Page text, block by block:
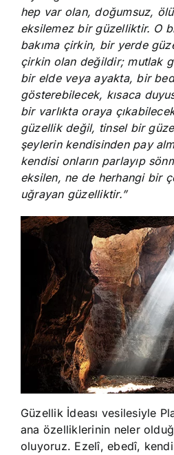
hep var olan, doğumsuz,
eksilemez bir güzelliktir. O
bakıma çirkin, bir yerde
çirkin olan değildir; mutlak
bir elde veya ayakta, bir
gösterebilecek, kısaca
bir varlıkta oraya
güzellik değil, tinsel bir
şeylerin kendisinden pay
kendisi onların parlayıp
eksilen, ne de herhangi bir
uğrayan güzelliktir.”
Güzellik İdeası vesilesiyle
ana özelliklerinin neler
oluyoruz. Ezelî, ebedî,